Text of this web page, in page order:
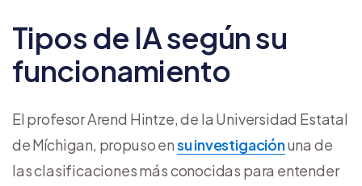
Tipos de IA según su
funcionamiento
El profesor Arend Hintze, de la Universidad Estatal
de Míchigan, propuso ensu investigaciónuna de
las clasificaciones más conocidas para entender